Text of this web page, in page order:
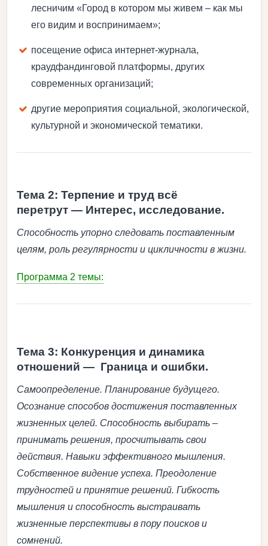
лесничим «Город в котором мы живем – как мы
его видим и воспринимаем»;
посещение офиса интернет-журнала,
краудфандинговой платформы, других
современных организаций;
другие мероприятия социальной, экологической,
культурной и экономической тематики.
Тема 2: Терпение и труд всё
перетрут — Интерес, исследование.
Способность упорно следовать поставленным
целям, роль регулярности и цикличности в жизни.
Программа 2 темы:
Тема 3: Конкуренция и динамика
отношений — Граница и ошибки.
Самоопределение. Планирование будущего.
Осознание способов достижения поставленных
жизненных целей. Способность выбирать –
принимать решения, просчитывать свои
действия. Навыки эффективного мышления.
Собственное видение успеха. Преодоление
трудностей и принятие решений. Гибкость
мышления и способность выстраивать
жизненные перспективы в пору поисков и
сомнений.